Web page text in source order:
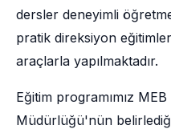
dersler deneyimli
pratik direksiyon
araçlarla yapılmaktadır.
Eğitim programımız
Müdürlüğü'nün